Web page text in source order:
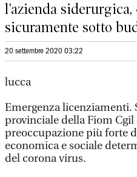
l’azienda
sicuramente sotto
20 settembre 2020 03:22
lucca
Emergenza licenziamenti.
provinciale della Fiom Cgil
preoccupazione più forte
economica e sociale
del corona virus.